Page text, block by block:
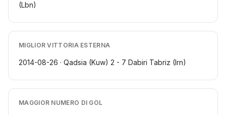
(Lbn)
MIGLIOR VITTORIA ESTERNA
2014-08-26 · Qadsia (Kuw) 2 - 7 Dabiri Tabriz (Irn)
MAGGIOR NUMERO DI GOL